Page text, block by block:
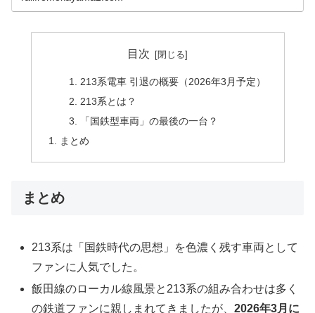
目次
213系電車 引退の概要（2026年3月予定）
213系とは？
「国鉄型車両」の最後の一台？
まとめ
まとめ
213系は「国鉄時代の思想」を色濃く残す車両として
ファンに人気でした。
飯田線のローカル線風景と213系の組み合わせは多く
の鉄道ファンに親しまれてきましたが、2026年3月に